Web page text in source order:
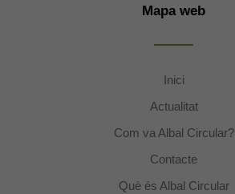
Mapa web
Inici
Actualitat
Com va Albal Circular?
Contacte
Què és Albal Circular